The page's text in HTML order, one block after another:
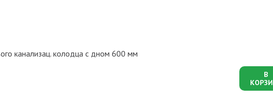
канализац. колодца с дном 600 мм
В